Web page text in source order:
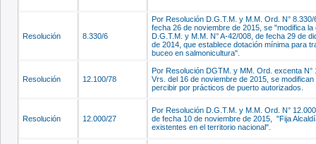
Resolución 8.330/6
Por Resolución D.G.T.M. y M.M. Ord. N°
fecha 26 de noviembre de 2015, se "modifica la
D.G.T.M. y M.M. N° A-42/008, de fecha 29 de
de 2014, que establece dotación mínima para
buceo en salmonicultura".
Resolución 12.100/78
Por Resolución DGTM. y MM. Ord. excenta N°
Vrs. del 16 de noviembre de 2015, se modifican
percibir por prácticos de puerto autorizados.
Resolución 12.000/27
Por Resolución D.G.T.M. y M.M. Ord. N°
de fecha 10 de noviembre de 2015, "Fija
existentes en el territorio nacional".